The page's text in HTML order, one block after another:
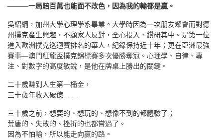
―――一局賠百萬也能面不改色，因為我的輸都是贏。
吳紹綱，加州大學心理學系畢業。大學時因為一次朋友聚會而對德
州撲克產生興趣，不顧家人反對，全心投入、鑽研其中。是第一位
進入歐洲撲克巡迴賽排名的華人，紀錄保持近十年；更在亞洲最強
賽事—澳門紅龍盃撲克錦標賽多次優勝奪冠。心理學、自律、專
注、對數字的高度敏銳，是他在牌桌上勝出的關鍵。
二十歲賺到人生第一桶金，
三十歲年收入破億……
三十歲之前，想要的、想玩的、想像不到的都體驗了；
荒唐的、失敗的、挫折的也都嘗過了。
因為不怕輸，所以能走向贏的路。